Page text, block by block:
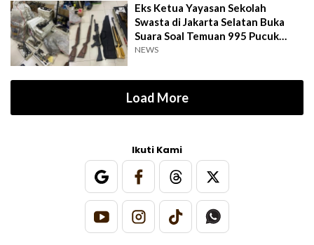
Eks Ketua Yayasan Sekolah
Swasta di Jakarta Selatan Buka
Suara Soal Temuan 995 Pucuk
Senjata Api
NEWS
Load More
Ikuti Kami